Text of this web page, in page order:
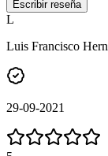
Escribir reseña
L
Luis Francisco
29-09-2021